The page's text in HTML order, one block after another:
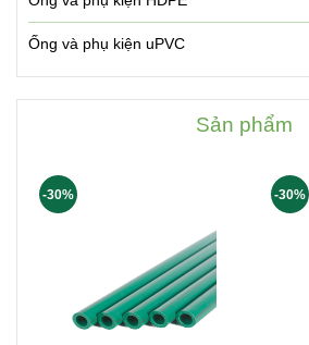
Ống và phụ kiện uPVC
Sản phẩm
-30% -30%